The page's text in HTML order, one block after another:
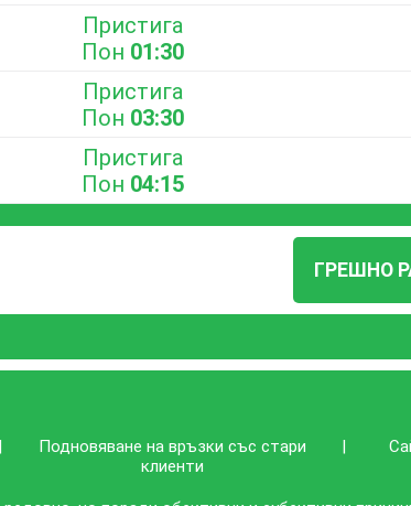
Пристига
Пон 01:30
Пристига
Пон 03:30
Пристига
Пон 04:15
ГРЕШНО
|
Подновяване на връзки със стари
клиенти
|